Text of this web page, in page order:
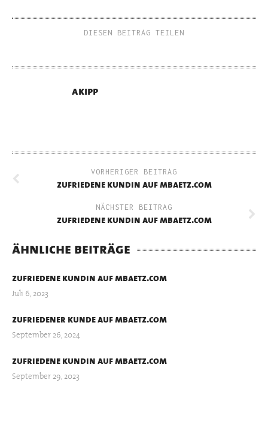
DIESEN BEITRAG TEILEN
akipp
VORHERIGER BEITRAG
zufriedene kundin auf mbaetz.com
NÄCHSTER BEITRAG
zufriedene kundin auf mbaetz.com
ähnliche beiträge
zufriedene kundin auf mbaetz.com
Juli 6, 2023
zufriedener kunde auf mbaetz.com
September 26, 2024
zufriedene kundin auf mbaetz.com
September 29, 2023